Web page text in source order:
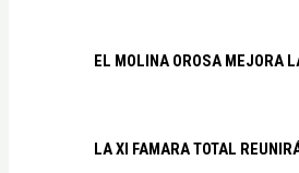
EL MOLINA OROSA MEJORA
LA XI FAMARA TOTAL